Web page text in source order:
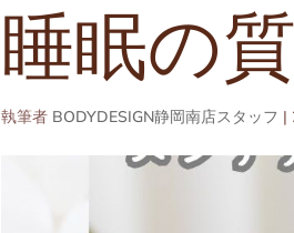
睡眠の質
執筆者 BODYDESIGN静岡南店スタッフ |